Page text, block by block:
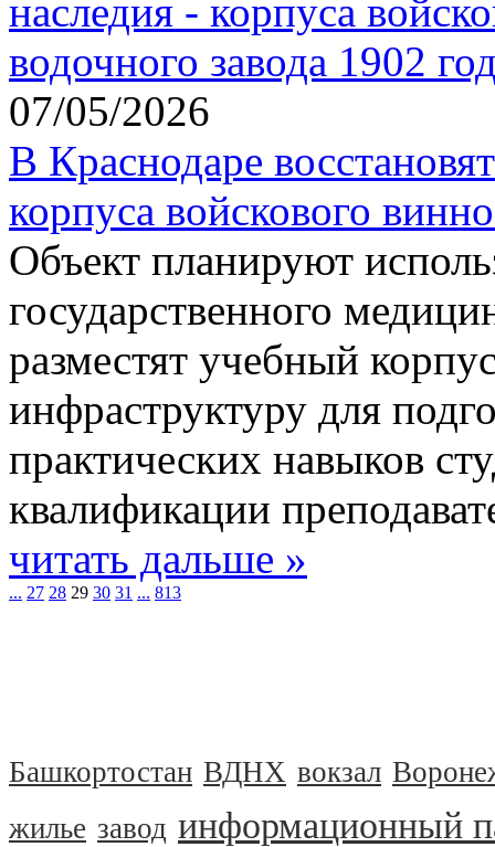
07/05/2026
В Краснодаре
корпуса войскового
Объект планируют
государственного
разместят учебный
инфраструктуру для
практических навыков
квалификации
читать дальше »
... 27 28 29 30 31 ... 813
Башкортостан ВДНХ вокзал
жилье завод информационный